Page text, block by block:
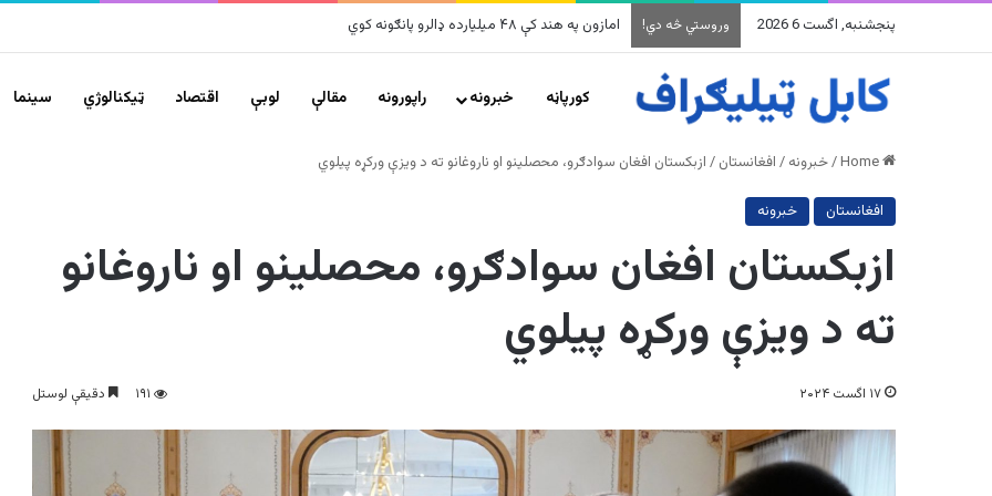
پنجشنبه, اگست 6 2026 وروستي څه دي! امازون په هند کې ۴۸ میلیارده ډالرو پانګونه کوي
کورپاڼه خبرونه راپورونه مقالې لوبې اقتصاد ټیکنالوژي سينما
/خبرونه / افغانستان / ازبکستان افغان سوادګرو، محصلینو او ناروغانو ته د ویزې ورکړه پيلوي
افغانستان خبرونه
ازبکستان افغان سوادګرو، محصلینو او ناروغانو
ته د ویزې ورکړه پيلوي
۱۷ اگست ۲۰۲۴ ۱۹۱ دقیقې لوستل